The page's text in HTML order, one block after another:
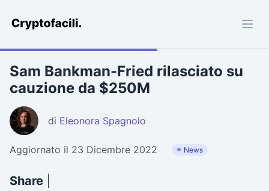
Cryptofacili.com
Sam Bankman-Fried rilasciato su
cauzione da $250M
di Eleonora Spagnolo
Aggiornato il 23 Dicembre 2022 News
Share